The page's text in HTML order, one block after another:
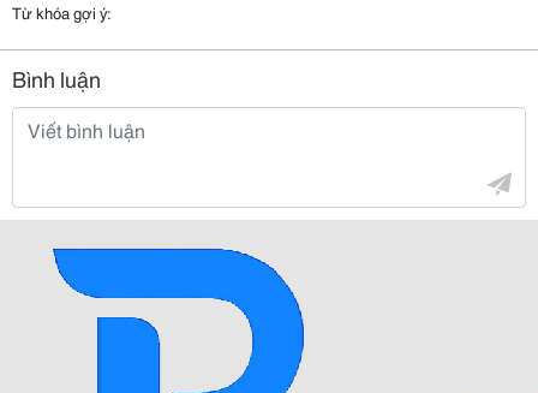
Từ khóa gợi ý:
Bình luận